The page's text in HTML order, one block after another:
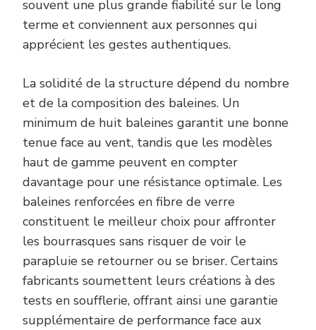
souvent une plus grande fiabilité sur le long
terme et conviennent aux personnes qui
apprécient les gestes authentiques.
La solidité de la structure dépend du nombre
et de la composition des baleines. Un
minimum de huit baleines garantit une bonne
tenue face au vent, tandis que les modèles
haut de gamme peuvent en compter
davantage pour une résistance optimale. Les
baleines renforcées en fibre de verre
constituent le meilleur choix pour affronter
les bourrasques sans risquer de voir le
parapluie se retourner ou se briser. Certains
fabricants soumettent leurs créations à des
tests en soufflerie, offrant ainsi une garantie
supplémentaire de performance face aux